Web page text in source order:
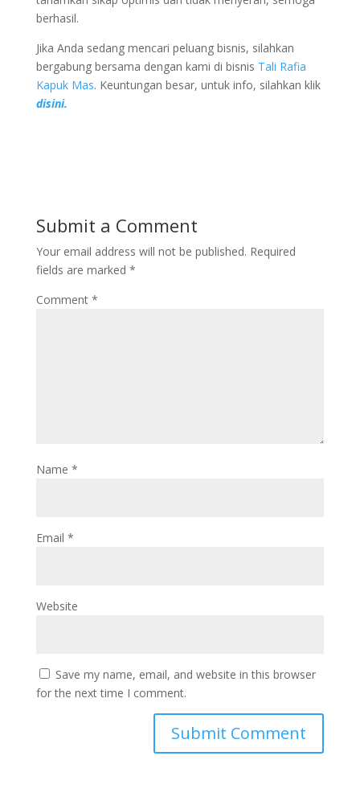
berhasil.
Jika Anda sedang mencari peluang bisnis, silahkan
bergabung bersama dengan kami di bisnis Tali Rafia
Kapuk Mas. Keuntungan besar, untuk info, silahkan klik
disini.
Submit a Comment
Your email address will not be published. Required
fields are marked *
Comment *
Name *
Email *
Website
Save my name, email, and website in this browser
for the next time I comment.